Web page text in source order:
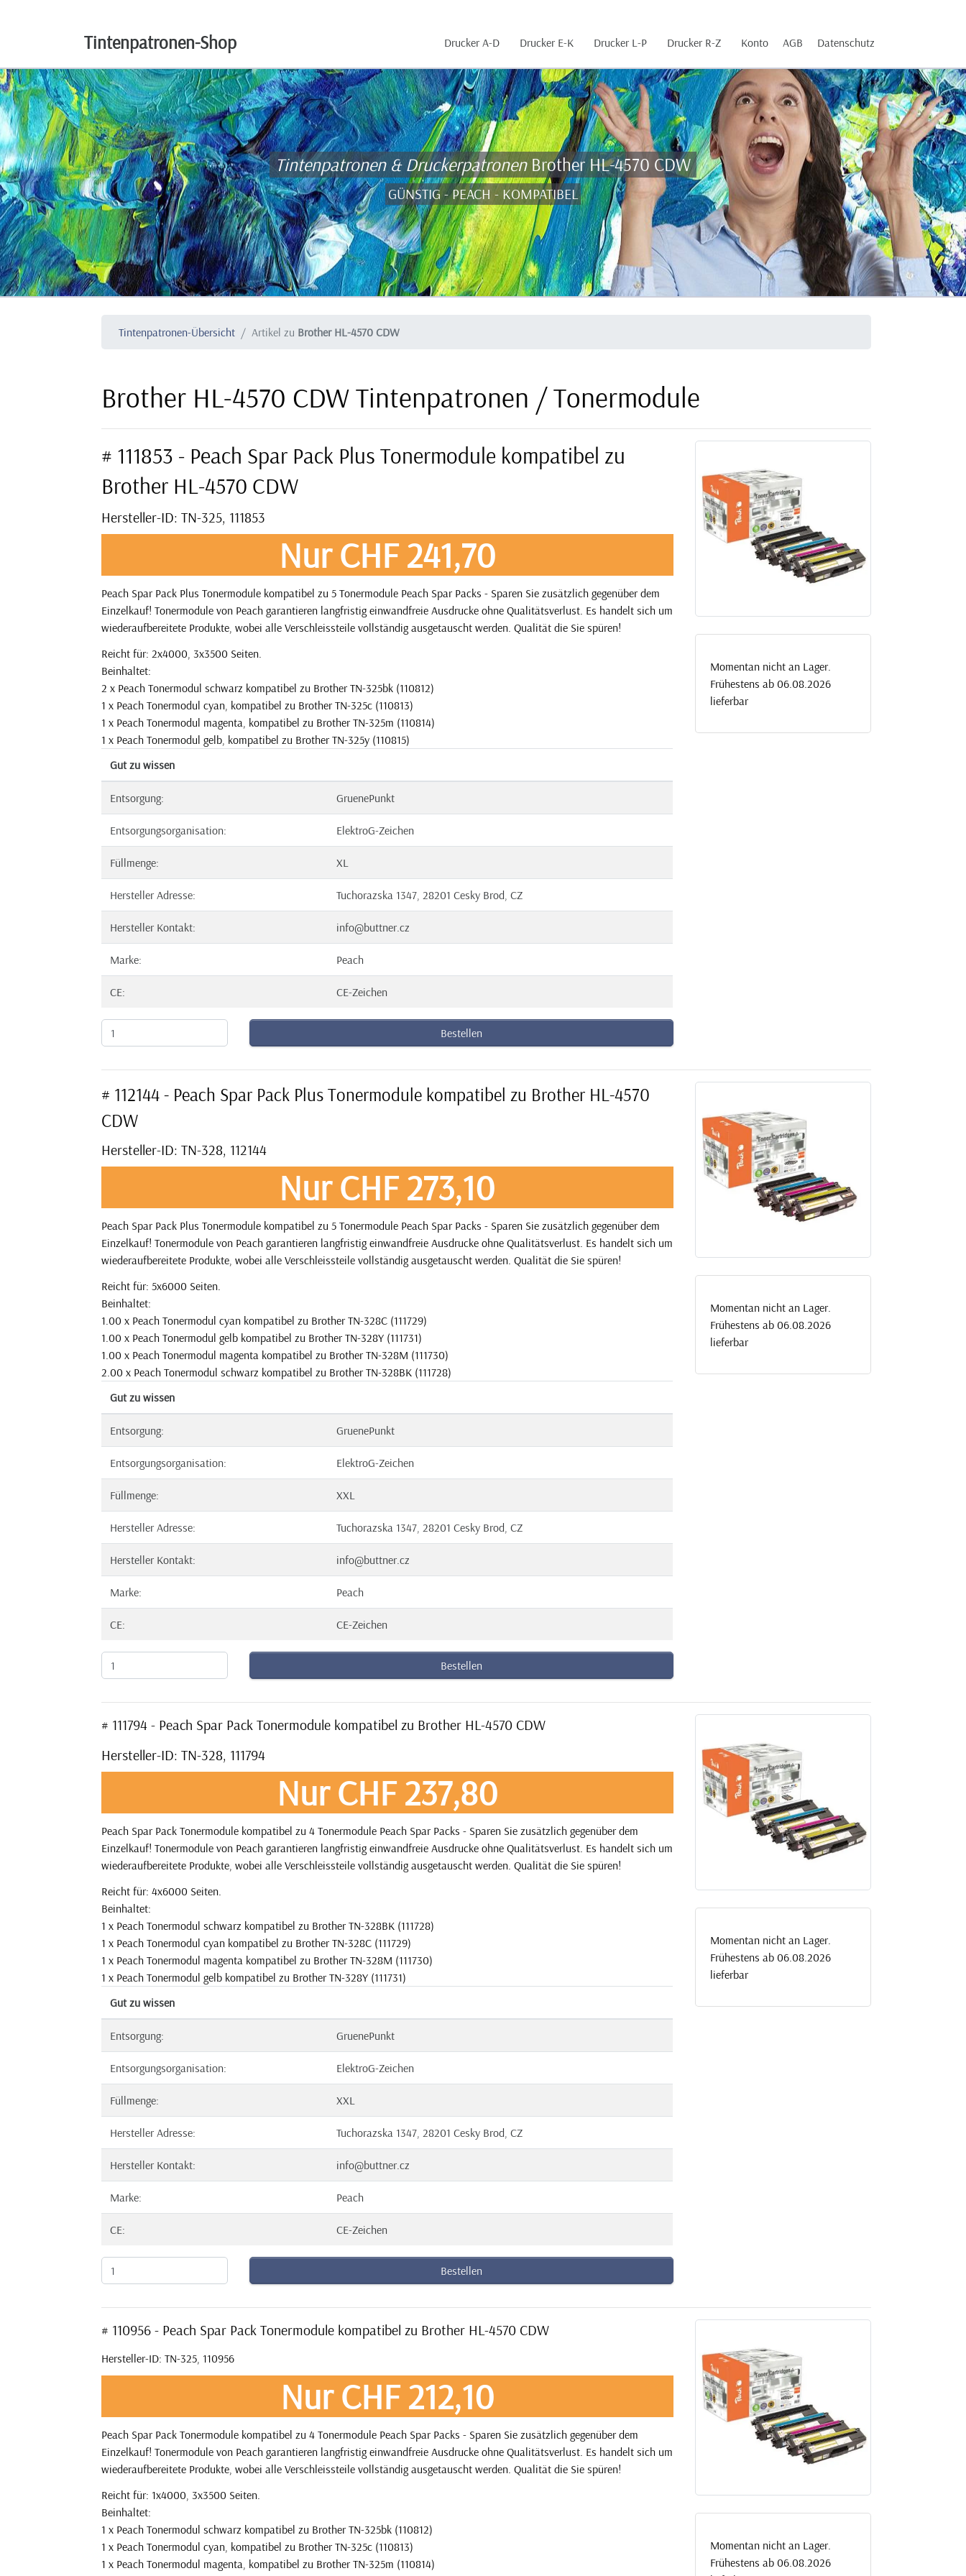
Tintenpatronen-Shop Drucker A-D Drucker E-K Drucker L-P Drucker R-Z Konto AGB Datenschutz
Tintenpatronen & Druckerpatronen Brother HL-4570 CDW
GÜNSTIG - PEACH - KOMPATIBEL
Tintenpatronen-Übersicht Artikel zu Brother HL-4570 CDW
Brother HL-4570 CDW Tintenpatronen / Tonermodule
# 111853 - Peach Spar Pack Plus Tonermodule kompatibel zu
Brother HL-4570 CDW
Hersteller-ID: TN-325, 111853
Nur CHF 241,70
Peach Spar Pack Plus Tonermodule kompatibel zu 5 Tonermodule Peach Spar Packs - Sparen Sie zusätzlich gegenüber dem
Einzelkauf! Tonermodule von Peach garantieren langfristig einwandfreie Ausdrucke ohne Qualitätsverlust. Es handelt sich um
wiederaufbereitete Produkte, wobei alle Verschleissteile vollständig ausgetauscht werden. Qualität die Sie spüren!
Reicht für: 2x4000, 3x3500 Seiten.
Beinhaltet:
2 x Peach Tonermodul schwarz kompatibel zu Brother TN-325bk (110812)
1 x Peach Tonermodul cyan, kompatibel zu Brother TN-325c (110813)
1 x Peach Tonermodul magenta, kompatibel zu Brother TN-325m (110814)
1 x Peach Tonermodul gelb, kompatibel zu Brother TN-325y (110815)
Gut zu wissen
Entsorgung: GruenePunkt
Entsorgungsorganisation: ElektroG-Zeichen
Füllmenge: XL
Hersteller Adresse: Tuchorazska 1347, 28201 Cesky Brod, CZ
Hersteller Kontakt: info@buttner.cz
Marke: Peach
CE: CE-Zeichen
Bestellen
Momentan nicht an Lager.
Frühestens ab 06.08.2026
lieferbar
# 112144 - Peach Spar Pack Plus Tonermodule kompatibel zu Brother HL-4570
CDW
Hersteller-ID: TN-328, 112144
Nur CHF 273,10
Peach Spar Pack Plus Tonermodule kompatibel zu 5 Tonermodule Peach Spar Packs - Sparen Sie zusätzlich gegenüber dem
Einzelkauf! Tonermodule von Peach garantieren langfristig einwandfreie Ausdrucke ohne Qualitätsverlust. Es handelt sich um
wiederaufbereitete Produkte, wobei alle Verschleissteile vollständig ausgetauscht werden. Qualität die Sie spüren!
Reicht für: 5x6000 Seiten.
Beinhaltet:
1.00 x Peach Tonermodul cyan kompatibel zu Brother TN-328C (111729)
1.00 x Peach Tonermodul gelb kompatibel zu Brother TN-328Y (111731)
1.00 x Peach Tonermodul magenta kompatibel zu Brother TN-328M (111730)
2.00 x Peach Tonermodul schwarz kompatibel zu Brother TN-328BK (111728)
Gut zu wissen
Entsorgung: GruenePunkt
Entsorgungsorganisation: ElektroG-Zeichen
Füllmenge: XXL
Hersteller Adresse: Tuchorazska 1347, 28201 Cesky Brod, CZ
Hersteller Kontakt: info@buttner.cz
Marke: Peach
CE: CE-Zeichen
Bestellen
Momentan nicht an Lager.
Frühestens ab 06.08.2026
lieferbar
# 111794 - Peach Spar Pack Tonermodule kompatibel zu Brother HL-4570 CDW
Hersteller-ID: TN-328, 111794
Nur CHF 237,80
Peach Spar Pack Tonermodule kompatibel zu 4 Tonermodule Peach Spar Packs - Sparen Sie zusätzlich gegenüber dem
Einzelkauf! Tonermodule von Peach garantieren langfristig einwandfreie Ausdrucke ohne Qualitätsverlust. Es handelt sich um
wiederaufbereitete Produkte, wobei alle Verschleissteile vollständig ausgetauscht werden. Qualität die Sie spüren!
Reicht für: 4x6000 Seiten.
Beinhaltet:
1 x Peach Tonermodul schwarz kompatibel zu Brother TN-328BK (111728)
1 x Peach Tonermodul cyan kompatibel zu Brother TN-328C (111729)
1 x Peach Tonermodul magenta kompatibel zu Brother TN-328M (111730)
1 x Peach Tonermodul gelb kompatibel zu Brother TN-328Y (111731)
Gut zu wissen
Entsorgung: GruenePunkt
Entsorgungsorganisation: ElektroG-Zeichen
Füllmenge: XXL
Hersteller Adresse: Tuchorazska 1347, 28201 Cesky Brod, CZ
Hersteller Kontakt: info@buttner.cz
Marke: Peach
CE: CE-Zeichen
Bestellen
Momentan nicht an Lager.
Frühestens ab 06.08.2026
lieferbar
# 110956 - Peach Spar Pack Tonermodule kompatibel zu Brother HL-4570 CDW
Hersteller-ID: TN-325, 110956
Nur CHF 212,10
Peach Spar Pack Tonermodule kompatibel zu 4 Tonermodule Peach Spar Packs - Sparen Sie zusätzlich gegenüber dem
Einzelkauf! Tonermodule von Peach garantieren langfristig einwandfreie Ausdrucke ohne Qualitätsverlust. Es handelt sich um
wiederaufbereitete Produkte, wobei alle Verschleissteile vollständig ausgetauscht werden. Qualität die Sie spüren!
Reicht für: 1x4000, 3x3500 Seiten.
Beinhaltet:
1 x Peach Tonermodul schwarz kompatibel zu Brother TN-325bk (110812)
1 x Peach Tonermodul cyan, kompatibel zu Brother TN-325c (110813)
1 x Peach Tonermodul magenta, kompatibel zu Brother TN-325m (110814)
Momentan nicht an Lager.
Frühestens ab 06.08.2026